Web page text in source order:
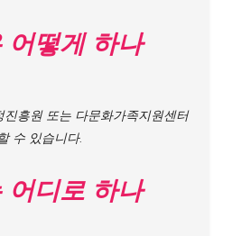
어떻게 하나
흥원 또는 다문화가족지원센터
수 있습니다.
어디로 하나